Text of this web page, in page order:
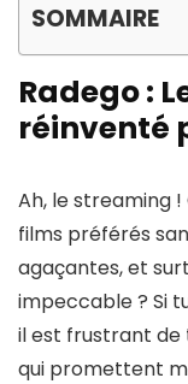
SOMMAIRE
Radego :
réinventé
Ah, le streaming !
films préférés
agaçantes, et
impeccable ? Si
il est frustrant de
qui promettent